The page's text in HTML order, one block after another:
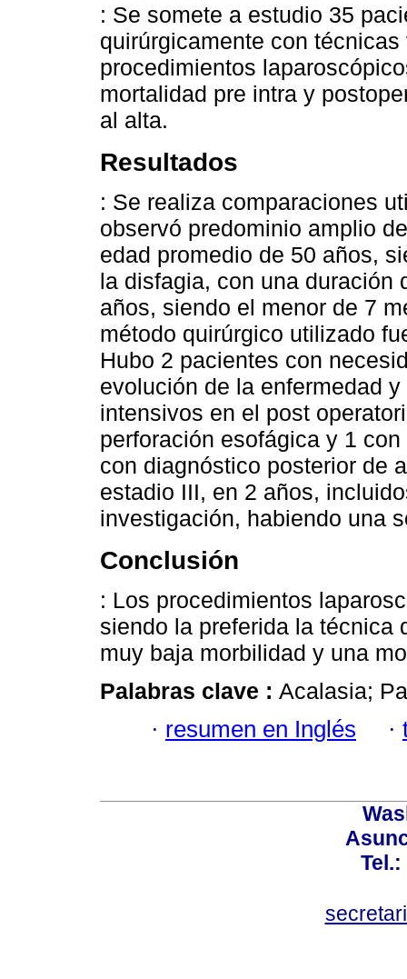
: Se somete a estudio 35
quirúrgicamente con
procedimientos
mortalidad pre intra y
al alta.
Resultados
: Se realiza comparaciones
observó predominio amplio
edad promedio de 50 años,
la disfagia, con una duración
años, siendo el menor de 7
método quirúrgico utilizado
Hubo 2 pacientes con
evolución de la enfermedad
intensivos en el post
perforación esofágica y 1
con diagnóstico posterior de
estadio III, en 2 años,
investigación, habiendo una
Conclusión
: Los procedimientos
siendo la preferida la técnica
muy baja morbilidad y una
Palabras clave : Acalasia;
· resumen en Inglés ·
Tel.: